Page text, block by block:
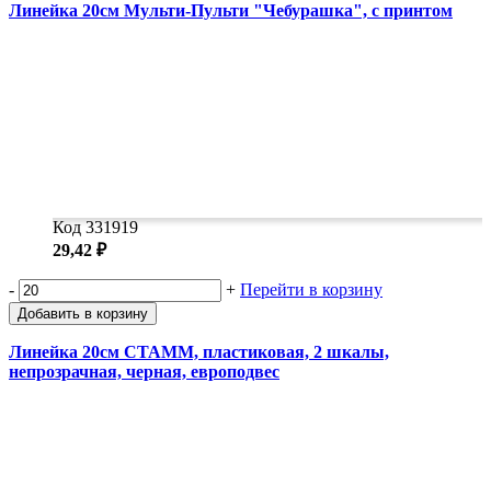
Линейка 20см Мульти-Пульти "Чебурашка", с принтом
Код 331919
29,42 ₽
- + Перейти в корзину
Добавить в корзину
Линейка 20см СТАММ, пластиковая, 2 шкалы,
непрозрачная, черная, европодвес